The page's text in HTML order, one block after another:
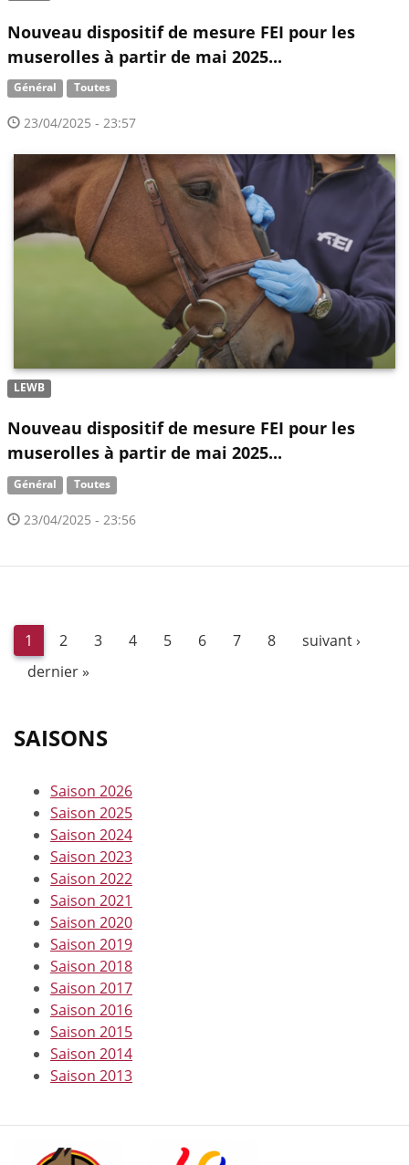
Nouveau dispositif de mesure FEI pour les
muserolles à partir de mai 2025...
Général Toutes
23/04/2025 - 23:57
LEWB
Nouveau dispositif de mesure FEI pour les
muserolles à partir de mai 2025...
Général Toutes
23/04/2025 - 23:56
1 2 3 4 5 6 7 8
suivant ›
dernier »
SAISONS
Saison 2026
Saison 2025
Saison 2024
Saison 2023
Saison 2022
Saison 2021
Saison 2020
Saison 2019
Saison 2018
Saison 2017
Saison 2016
Saison 2015
Saison 2014
Saison 2013